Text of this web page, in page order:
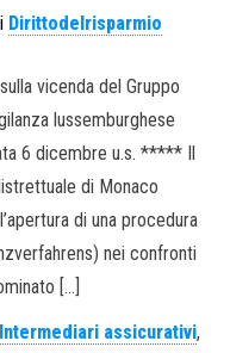
Dirittodelrisparmio
vicenda del Gruppo
lussemburghese
6 dicembre u.s. ***** Il
di Monaco
di una procedura
nei confronti
[…]
assicurativi,